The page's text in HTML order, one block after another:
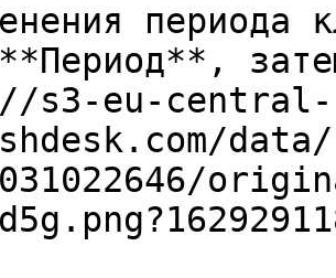
периода
**Период**,
eu-central-
original/